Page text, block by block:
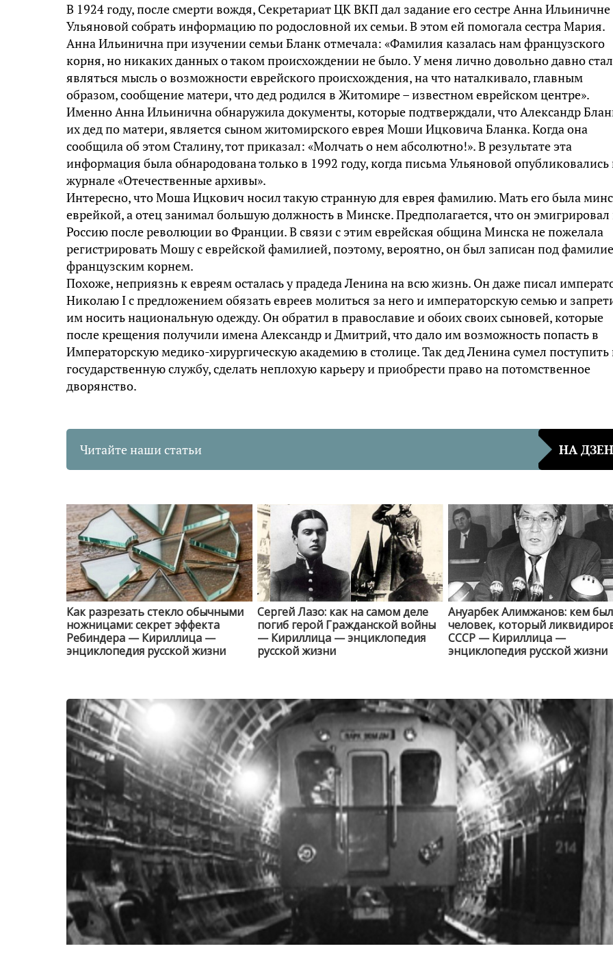
В 1924 году, после смерти вождя, Секретариат ЦК ВКП дал задание его сестре Анна Ильиничне
Ульяновой собрать информацию по родословной их семьи. В этом ей помогала сестра Мария.
Анна Ильинична при изучении семьи Бланк отмечала: «Фамилия казалась нам французского
корня, но никаких данных о таком происхождении не было. У меня лично довольно давно
являться мысль о возможности еврейского происхождения, на что наталкивало, главным
образом, сообщение матери, что дед родился в Житомире – известном еврейском центре».
Именно Анна Ильинична обнаружила документы, которые подтверждали, что Александр
их дед по матери, является сыном житомирского еврея Моши Ицковича Бланка. Когда она
сообщила об этом Сталину, тот приказал: «Молчать о нем абсолютно!». В результате эта
информация была обнародована только в 1992 году, когда письма Ульяновой опубликовались
журнале «Отечественные архивы».
Интересно, что Моша Ицкович носил такую странную для еврея фамилию. Мать его была
еврейкой, а отец занимал большую должность в Минске. Предполагается, что он эмигрировал
Россию после революции во Франции. В связи с этим еврейская община Минска не пожелала
регистрировать Мошу с еврейской фамилией, поэтому, вероятно, он был записан под
французским корнем.
Похоже, неприязнь к евреям осталась у прадеда Ленина на всю жизнь. Он даже писал
Николаю I с предложением обязать евреев молиться за него и императорскую семью и
им носить национальную одежду. Он обратил в православие и обоих своих сыновей, которые
после крещения получили имена Александр и Дмитрий, что дало им возможность попасть в
Императорскую медико-хирургическую академию в столице. Так дед Ленина сумел поступить
государственную службу, сделать неплохую карьеру и приобрести право на потомственное
дворянство.
Читайте наши статьи НА ДЗЕН
Как разрезать стекло обычными
ножницами: секрет эффекта
Ребиндера — Кириллица —
энциклопедия русской жизни
Сергей Лазо: как на самом деле
погиб герой Гражданской войны
— Кириллица — энциклопедия
русской жизни
Ануарбек Алимжанов: кем был
человек, который
СССР — Кириллица —
энциклопедия русской жизни